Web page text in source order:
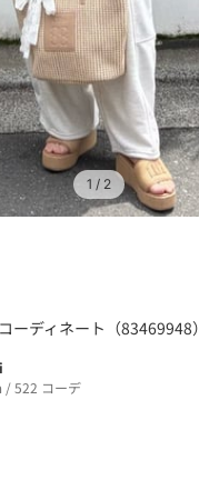
1 / 2
ーディネート（83469948）
/ 522 コーデ